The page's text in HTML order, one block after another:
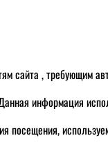
сайта , требующим
информация